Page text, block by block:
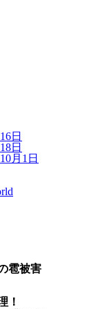
日
日
月1日
雹被害
！